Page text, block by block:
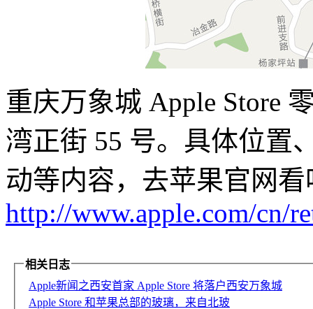
重庆万象城 Apple Store
湾正街 55 号。具体位置
动等内容，去苹果官网看
http://www.apple.com/cn/
相关日志
Apple新闻之西安首家 Apple Store 将落户西安万象城
Apple Store 和苹果总部的玻璃，来自北玻